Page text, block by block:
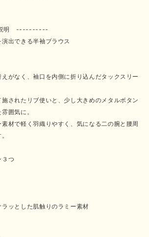
明 ----------
出できる半袖ブラウス
えがなく、袖口を内側に折り込んだタックスリー
されたリブ使いと、少し大きめのメタルボタン
囲気に。
材で軽く羽織りやすく、気になる二の腕と腰周
３つ
ッとした肌触りのラミー素材